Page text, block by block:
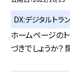
DX:デジタルトラ
ホームページの
づきでしょうか？